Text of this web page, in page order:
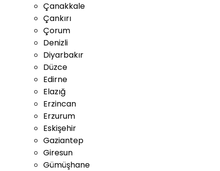
Çanakkale
Çankırı
Çorum
Denizli
Diyarbakır
Düzce
Edirne
Elazığ
Erzincan
Erzurum
Eskişehir
Gaziantep
Giresun
Gümüşhane